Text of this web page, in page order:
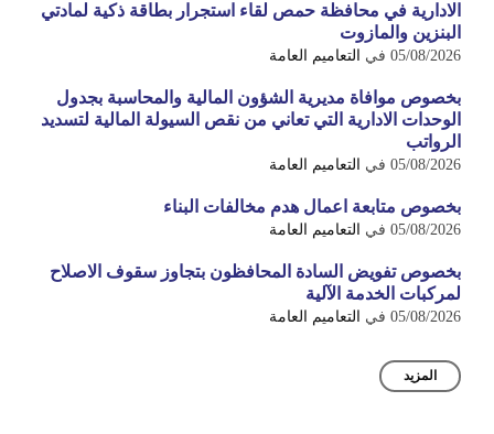
الادارية في محافظة حمص لقاء استجرار بطاقة ذكية لمادتي
البنزين والمازوت
05/08/2026 في التعاميم العامة
بخصوص موافاة مديرية الشؤون المالية والمحاسبة بجدول
الوحدات الادارية التي تعاني من نقص السيولة المالية لتسديد
الرواتب
05/08/2026 في التعاميم العامة
بخصوص متابعة اعمال هدم مخالفات البناء
05/08/2026 في التعاميم العامة
بخصوص تفويض السادة المحافظون بتجاوز سقوف الاصلاح
لمركبات الخدمة الآلية
05/08/2026 في التعاميم العامة
المزيد